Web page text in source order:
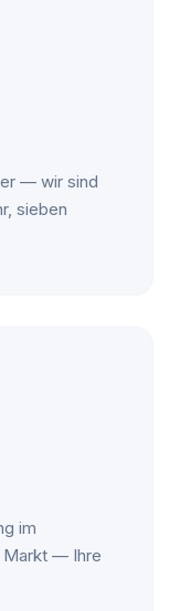
— wir sind
sieben
im
Markt — Ihre